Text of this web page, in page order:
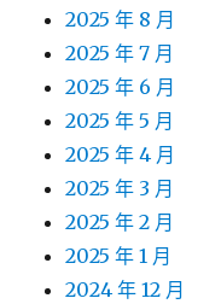
2025 年 8 月
2025 年 7 月
2025 年 6 月
2025 年 5 月
2025 年 4 月
2025 年 3 月
2025 年 2 月
2025 年 1 月
2024 年 12 月